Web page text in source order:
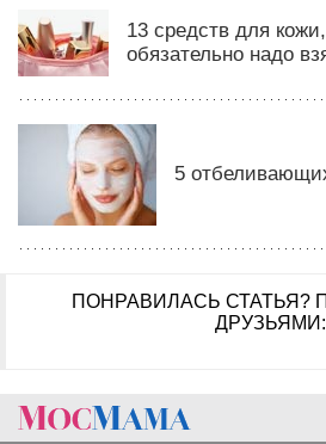
13 средств для
обязательно надо
5
ПОНРАВИЛАСЬ СТАТЬЯ?
ДРУЗЬЯМИ: